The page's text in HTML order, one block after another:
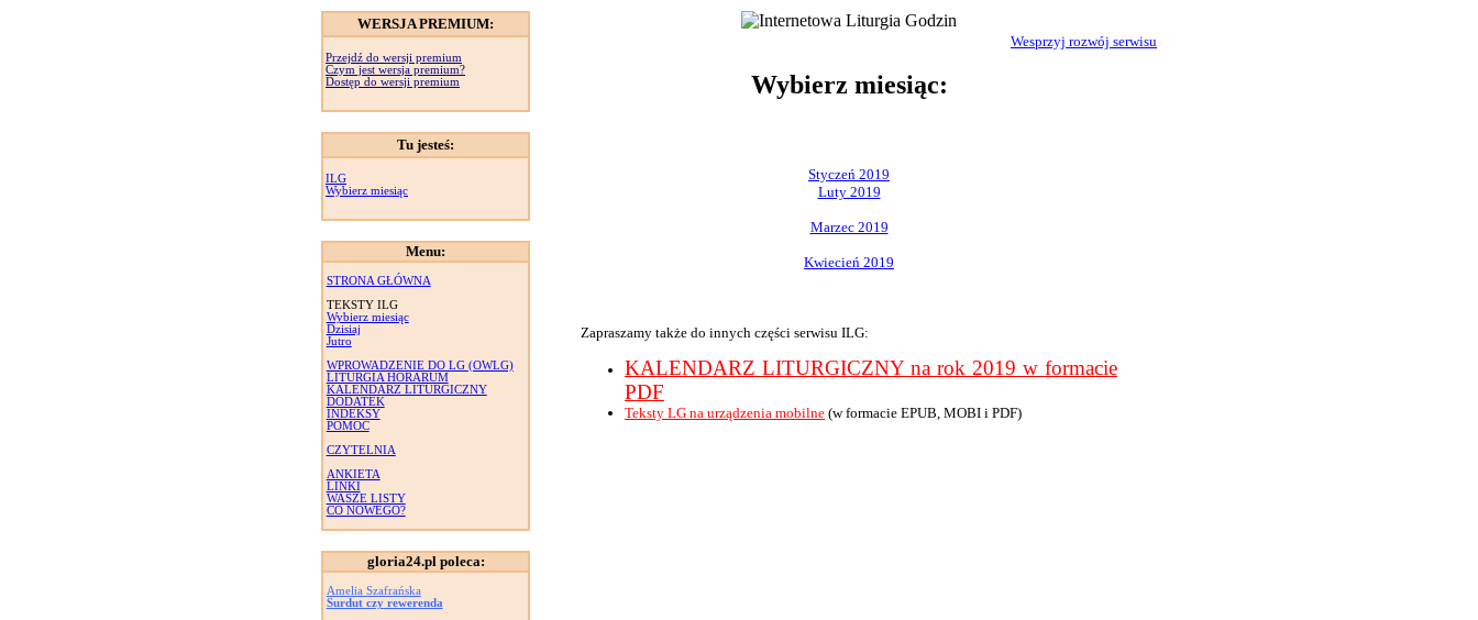
WERSJA PREMIUM:
Przejdź do wersji premium
Czym jest wersja premium?
Dostęp do wersji premium
Tu jesteś:
ILG
Wybierz miesiąc
Menu:
STRONA GŁÓWNA
TEKSTY ILG
Wybierz miesiąc
Dzisiaj
Jutro
WPROWADZENIE DO LG (OWLG)
LITURGIA HORARUM
KALENDARZ LITURGICZNY
DODATEK
INDEKSY
POMOC
CZYTELNIA
ANKIETA
LINKI
WASZE LISTY
CO NOWEGO?
gloria24.pl poleca:
Amelia Szafrańska
Surdut czy rewerenda
Wesprzyj rozwój serwisu
Wybierz miesiąc:
Styczeń 2019
Luty 2019
Marzec 2019
Kwiecień 2019
Zapraszamy także do innych części serwisu ILG:
KALENDARZ LITURGICZNY na rok 2019 w formacie
PDF
Teksty LG na urządzenia mobilne (w formacie EPUB, MOBI i PDF)